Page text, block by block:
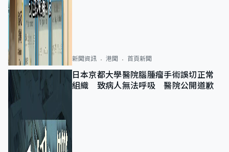
新聞資訊 港聞 首頁新聞
日本京都大學醫院腦腫瘤手術誤切正常
組織 致病人無法呼吸 醫院公開道歉